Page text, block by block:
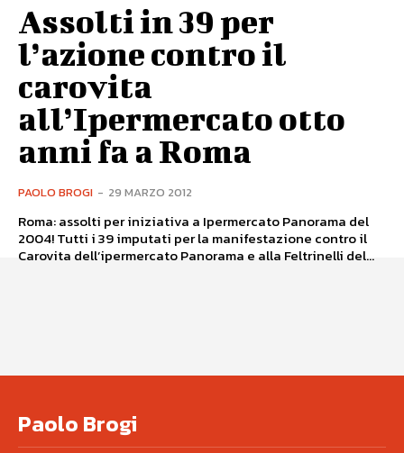
Assolti in 39 per
l’azione contro il
carovita
all’Ipermercato otto
anni fa a Roma
PAOLO BROGI - 29 MARZO 2012
Roma: assolti per iniziativa a Ipermercato Panorama del
2004! Tutti i 39 imputati per la manifestazione contro il
Carovita dell’ipermercato Panorama e alla Feltrinelli del...
Paolo Brogi